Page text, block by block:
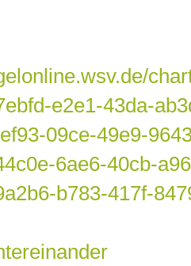
e2e1-43da-
09ce-49e9-
6ae6-40cb-
b783-417f-